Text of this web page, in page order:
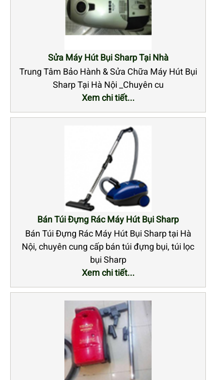
Sửa Máy Hút Bụi Sharp Tại Nhà
Trung Tâm Bảo Hành & Sửa Chữa Máy Hút Bụi
Sharp Tại Hà Nội _Chuyên cu
Xem chi tiết...
Bán Túi Đựng Rác Máy Hút Bụi Sharp
Bán Túi Đựng Rác Máy Hút Bụi Sharp tại Hà
Nội, chuyên cung cấp bán túi đựng bụi, túi lọc
bụi Sharp
Xem chi tiết...